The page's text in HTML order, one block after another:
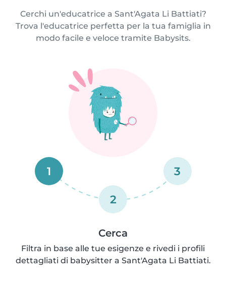
Cerchi un'educatrice a Sant'Agata Li Battiati?
Trova l'educatrice perfetta per la tua famiglia in
modo facile e veloce tramite Babysits.
1
2
3
Cerca
Filtra in base alle tue esigenze e rivedi i profili
dettagliati di babysitter a Sant'Agata Li Battiati.